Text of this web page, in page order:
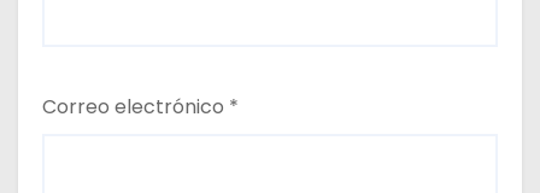
Correo electrónico *